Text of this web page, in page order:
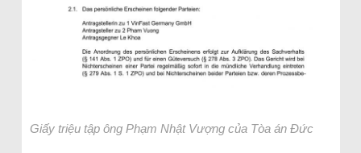
Giấy triệu tập ông Phạm Nhật Vượng của Tòa án Đức